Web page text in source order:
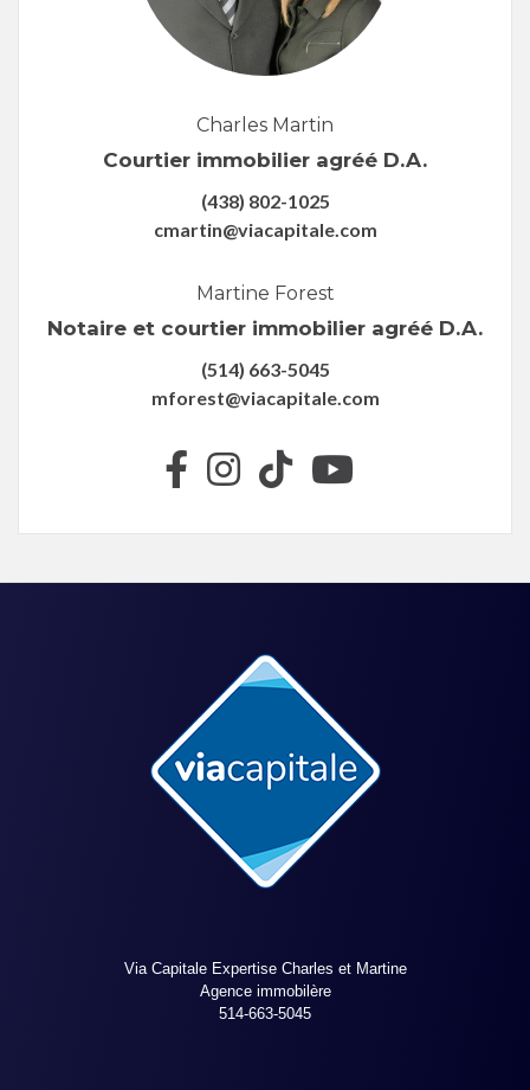
Charles Martin
Courtier immobilier agréé D.A.
(438) 802-1025
cmartin@viacapitale.com
Martine Forest
Notaire et courtier immobilier agréé D.A.
(514) 663-5045
mforest@viacapitale.com
Via Capitale Expertise Charles et Martine
Agence immobilère
514-663-5045